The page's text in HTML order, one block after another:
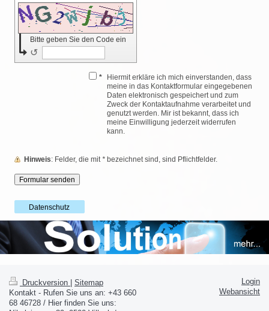
Bitte geben Sie den Code ein
↺
*
Hiermit erkläre ich mich einverstanden, dass
meine in das Kontaktformular eingegebenen
Daten elektronisch gespeichert und zum
Zweck der Kontaktaufnahme verarbeitet und
genutzt werden. Mir ist bekannt, dass ich
meine Einwilligung jederzeit widerrufen
kann.
Hinweis : Felder, die mit * bezeichnet sind, sind Pflichtfelder.
Datenschutz
Druckversion
Sitemap
Kontakt - Rufen Sie uns an: +43 660
68 46728 / Hier finden Sie uns:
Login
Webansicht